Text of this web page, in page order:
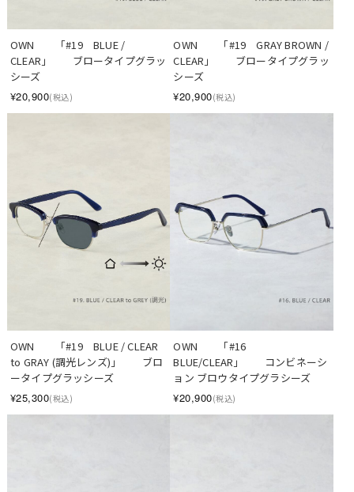
OWN　　「#19　BLUE /
CLEAR」　　ブロータイプグラッ
シーズ
¥20,900(税込)
OWN　　「#19　GRAY BROWN /
CLEAR」　　ブロータイプグラッ
シーズ
¥20,900(税込)
OWN　　「#19　BLUE / CLEAR
to GRAY (調光レンズ)」　　ブロ
ータイプグラッシーズ
¥25,300(税込)
OWN　　「#16
BLUE/CLEAR」　　コンビネーシ
ョン ブロウタイプグラシーズ
¥20,900(税込)